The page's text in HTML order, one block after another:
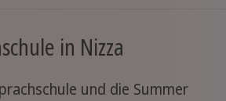
in Nizza
und die Summer